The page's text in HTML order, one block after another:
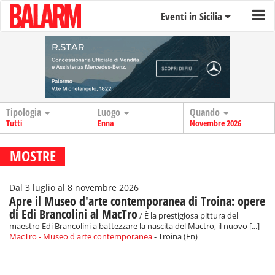
Eventi in Sicilia
Tipologia
Tutti
Luogo
Enna
Quando
Novembre 2026
MOSTRE
Dal 3 luglio al 8 novembre 2026
Apre il Museo d'arte contemporanea di Troina: opere
di Edi Brancolini al MacTro/ È la prestigiosa pittura del
maestro Edi Brancolini a battezzare la nascita del Mactro, il nuovo [...]
MacTro - Museo d'arte contemporanea- Troina (En)